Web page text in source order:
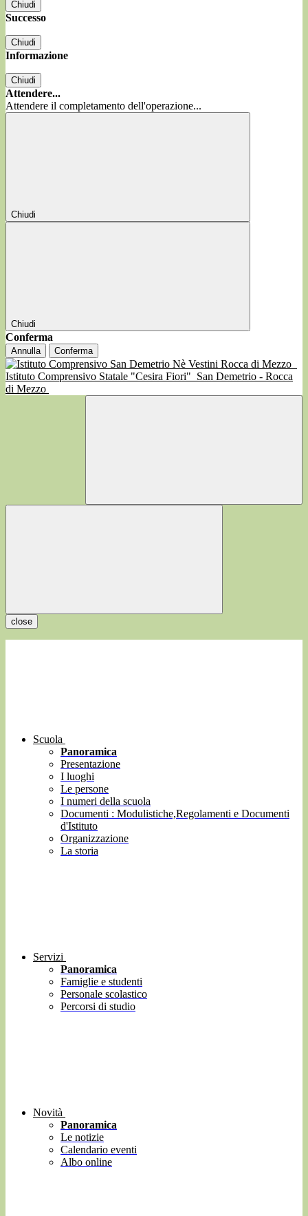
Chiudi
Successo
Chiudi
Informazione
Chiudi
Attendere...
Attendere il completamento dell'operazione...
Chiudi
Chiudi
Conferma
Annulla Conferma
Istituto Comprensivo Statale "Cesira Fiori" San Demetrio - Rocca
di Mezzo
close
Scuola
Panoramica
Presentazione
I luoghi
Le persone
I numeri della scuola
Documenti : Modulistiche,Regolamenti e Documenti
d'Istituto
Organizzazione
La storia
Servizi
Panoramica
Famiglie e studenti
Personale scolastico
Percorsi di studio
Novità
Panoramica
Le notizie
Calendario eventi
Albo online